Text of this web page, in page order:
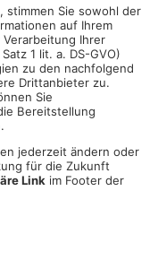
sich treffen, darf
beiden erklären,
kann.
2022, 22:30 Uhr